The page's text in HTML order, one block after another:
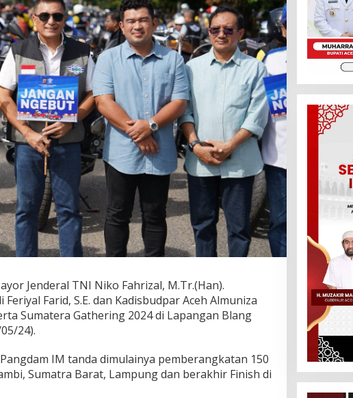
Jenderal TNI Niko Fahrizal, M.Tr.(Han).
Farid, S.E. dan Kadisbudpar Aceh Almuniza
Sumatera Gathering 2024 di Lapangan Blang
24).
IM tanda dimulainya pemberangkatan 150
Sumatra Barat, Lampung dan berakhir Finish di